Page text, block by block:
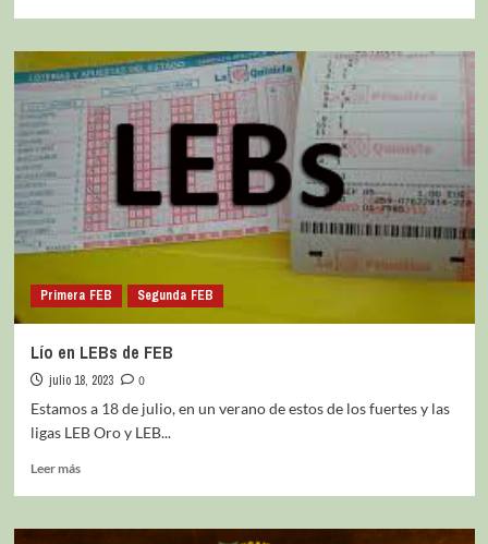
Primera FEB Segunda FEB
Lío en LEBs de FEB
julio 18, 2023
0
Estamos a 18 de julio, en un verano de estos de los fuertes y las
ligas LEB Oro y LEB...
Leer más